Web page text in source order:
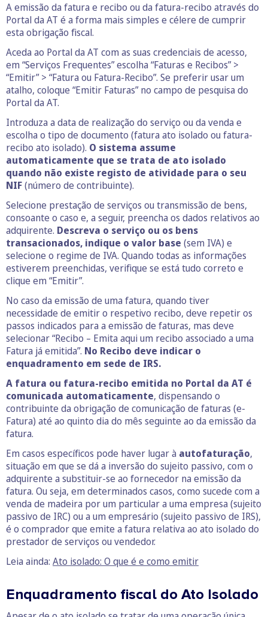
A emissão da fatura e recibo ou da fatura-recibo através do
Portal da AT é a forma mais simples e célere de cumprir
esta obrigação fiscal.
Aceda ao Portal da AT com as suas credenciais de acesso,
em “Serviços Frequentes” escolha “Faturas e Recibos” >
“Emitir” > “Fatura ou Fatura-Recibo”. Se preferir usar um
atalho, coloque “Emitir Faturas” no campo de pesquisa do
Portal da AT.
Introduza a data de realização do serviço ou da venda e
escolha o tipo de documento (fatura ato isolado ou fatura-
recibo ato isolado). O sistema assume
automaticamente que se trata de ato isolado
quando não existe registo de atividade para o seu
NIF(número de contribuinte).
Selecione prestação de serviços ou transmissão de bens,
consoante o caso e, a seguir, preencha os dados relativos ao
adquirente. Descreva o serviço ou os bens
transacionados, indique o valor base (sem IVA) e
selecione o regime de IVA. Quando todas as informações
estiverem preenchidas, verifique se está tudo correto e
clique em “Emitir”.
No caso da emissão de uma fatura, quando tiver
necessidade de emitir o respetivo recibo, deve repetir os
passos indicados para a emissão de faturas, mas deve
selecionar “Recibo – Emita aqui um recibo associado a uma
Fatura já emitida”. No Recibo deve indicar o
enquadramento em sede de IRS.
A fatura ou fatura-recibo emitida no Portal da AT é
comunicada automaticamente, dispensando o
contribuinte da obrigação de comunicação de faturas (e-
Fatura) até ao quinto dia do mês seguinte ao da emissão da
fatura.
Em casos específicos pode haver lugar à autofaturação,
situação em que se dá a inversão do sujeito passivo, com o
adquirente a substituir-se ao fornecedor na emissão da
fatura. Ou seja, em determinados casos, como sucede com a
venda de madeira por um particular a uma empresa (sujeito
passivo de IRC) ou a um empresário (sujeito passivo de IRS),
é o comprador que emite a fatura relativa ao ato isolado do
prestador de serviços ou vendedor.
Leia ainda: Ato isolado: O que é e como emitir
Enquadramento fiscal do Ato Isolado